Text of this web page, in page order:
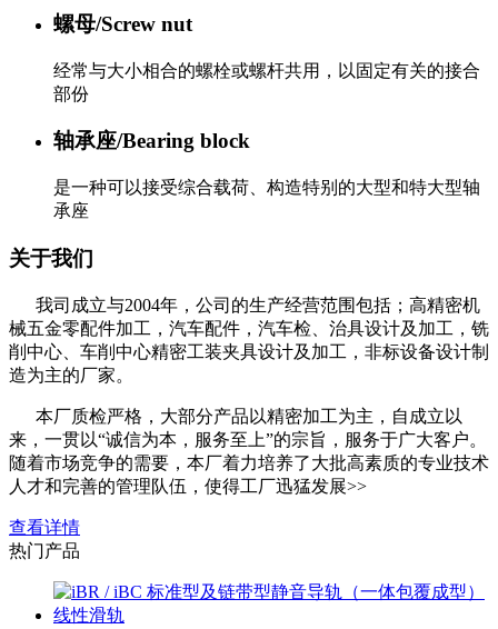
螺母/Screw nut
经常与大小相合的螺栓或螺杆共用，以固定有关的接合
部份
轴承座/Bearing block
是一种可以接受综合载荷、构造特别的大型和特大型轴
承座
关于我们
我司成立与2004年，公司的生产经营范围包括；高精密机
械五金零配件加工，汽车配件，汽车检、治具设计及加工，铣
削中心、车削中心精密工装夹具设计及加工，非标设备设计制
造为主的厂家。
本厂质检严格，大部分产品以精密加工为主，自成立以
来，一贯以“诚信为本，服务至上”的宗旨，服务于广大客户。
随着市场竞争的需要，本厂着力培养了大批高素质的专业技术
人才和完善的管理队伍，使得工厂迅猛发展>>
查看详情
热门产品